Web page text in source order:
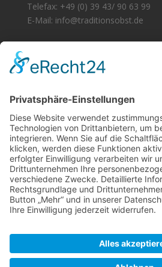
Telefax: +49 (0) 39 43/ 90 63 99
E-Mail: info@traditionsobst.de
Zertifizierung
Verordnung.
Öko-Kontrollstelle: DE - ÖKO - 021
Zertifikat>> hier << downloaden
ImpressumIDatenschutz
Cookie-Einstellungen